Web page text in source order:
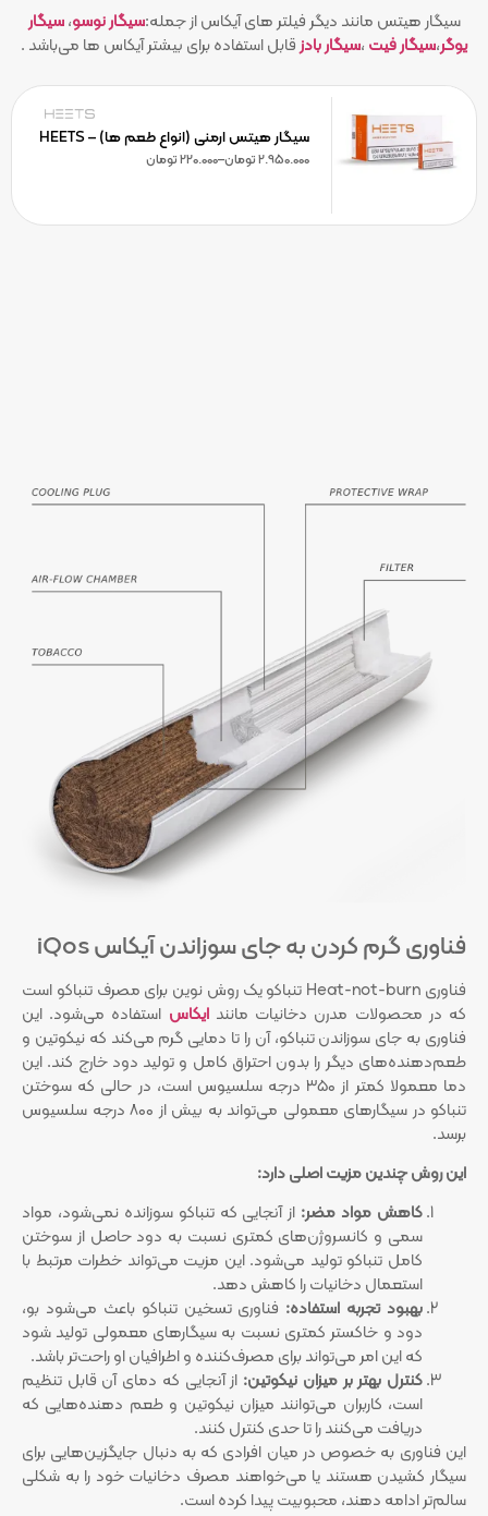
سیگار هیتس مانند دیگر فیلتر های آیکاس از جمله:سیگار نوسو،سیگار
یوگر،سیگار فیت ،سیگار بادزقابل استفاده برای بیشتر آیکاس ها می‌باشد .
سیگار هیتس ارمنی (انواع طعم ها) – HEETS
2.950.000تومان–
220.000تومان
فناوری گرم کردن به جای سوزاندن آیکاس iQos
فناوری Heat-not-burn تنباکو یک روش نوین برای مصرف تنباکو است
که در محصولات مدرن دخانیات مانندایکاس استفاده می‌شود. این
فناوری به جای سوزاندن تنباکو، آن را تا دمایی گرم می‌کند که نیکوتین و
طعم‌دهنده‌های دیگر را بدون احتراق کامل و تولید دود خارج کند. این
دما معمولا کمتر از ۳۵۰ درجه سلسیوس است، در حالی که سوختن
تنباکو در سیگارهای معمولی می‌تواند به بیش از ۸۰۰ درجه سلسیوس
برسد.
این روش چندین مزیت اصلی دارد:
کاهش مواد مضر: از آنجایی که تنباکو سوزانده نمی‌شود، مواد
سمی و کانسروژن‌های کمتری نسبت به دود حاصل از سوختن
کامل تنباکو تولید می‌شود. این مزیت می‌تواند خطرات مرتبط با
استعمال دخانیات را کاهش دهد.
بهبود تجربه استفاده: فناوری تسخین تنباکو باعث می‌شود بو،
دود و خاکستر کمتری نسبت به سیگارهای معمولی تولید شود
که این امر می‌تواند برای مصرف‌کننده و اطرافیان او راحت‌تر باشد.
کنترل بهتر بر میزان نیکوتین: از آنجایی که دمای آن قابل تنظیم
است، کاربران می‌توانند میزان نیکوتین و طعم دهنده‌هایی که
دریافت می‌کنند را تا حدی کنترل کنند.
این فناوری به‌ خصوص در میان افرادی که به دنبال جایگزین‌هایی برای
سیگار کشیدن هستند یا می‌خواهند مصرف دخانیات خود را به شکلی
سالم‌تر ادامه دهند، محبوبیت پیدا کرده است.